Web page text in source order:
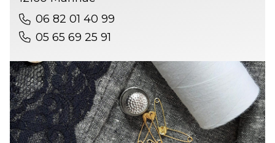
06 82 01 40 99
05 65 69 25 91